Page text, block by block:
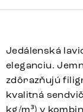
Jedálenská
eleganciu.
zdôrazňujú
kvalitná
kg/m³) v